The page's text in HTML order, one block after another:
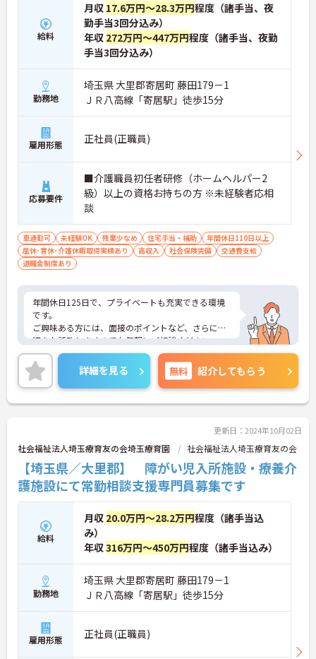
給料
月収 17.6万円～28.3万円程度（諸手当、夜
勤手当3回分込み）
年収 272万円～447万円程度（諸手当、夜勤
手当3回分込み）
勤務地
埼玉県 大里郡寄居町 藤田179－1
ＪＲ八高線「寄居駅」徒歩15分
雇用形態 正社員(正職員)
応募要件
■介護職員初任者研修（ホームヘルパー2
級）以上の資格お持ちの方 ※未経験者応相
談
車通勤可 未経験OK 残業少なめ 住宅手当・補助
年間休日110日以上
産休･育休･介護休暇取得実績あり
高収入 社会保険完備
交通費支給
退職金制度あり
年間休日125日で、プライベートも充実できる環境
です。
ご興味ある方には、面接のポイントなど、さらに詳
細をお話致しますのでお気軽にご相談ください。
詳細を見る 無料 紹介してもらう
更新日：2024年10月02日
社会福祉法人埼玉療育友の会埼玉療育園 社会福祉法人埼玉療育友の会
【埼玉県／大里郡】 障がい児入所施設・療養介
護施設にて常勤相談支援専門員募集です
給料
月収 20.0万円～28.2万円程度（諸手当込
み）
年収316万円～450万円程度（諸手当込み）
勤務地
埼玉県 大里郡寄居町 藤田179－1
ＪＲ八高線「寄居駅」徒歩15分
雇用形態 正社員(正職員)